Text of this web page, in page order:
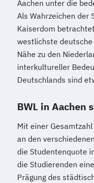
Aachen unter die
Als Wahrzeichen der
Kaiserdom
westlichste
Nähe zu den
interkultureller
Deutschlands sind
BWL in Aachen
Mit einer
an den
die Studentenquote
die Studierenden
Prägung des